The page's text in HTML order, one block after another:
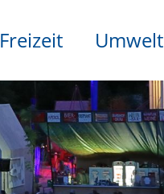
Freizeit Umwelt